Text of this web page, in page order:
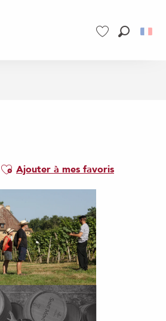
Ajouter aux favoris
Ajouter à mes favoris